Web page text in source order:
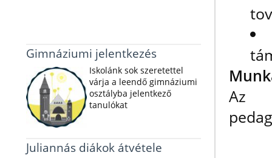
Gimnáziumi jelentkezés
Iskolánk sok szeretettel
várja a leendő gimnáziumi
osztályba jelentkező
tanulókat
Juliannás diákok átvétele
Az